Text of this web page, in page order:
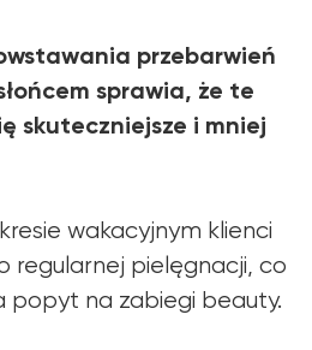
przebarwień
sprawia, że te
skuteczniejsze i mniej
wakacyjnym klienci
regularnej pielęgnacji, co
popyt na zabiegi beauty.